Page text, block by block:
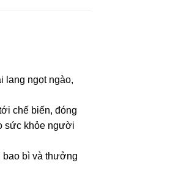
lang ngọt ngào,
chế biến, đóng
sức khỏe người
bao bì và thưởng